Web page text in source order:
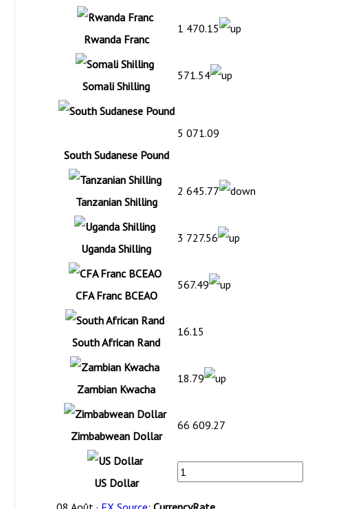
Rwanda Franc
1 470.15
Somali Shilling
571.54
South Sudanese Pound
5 071.09
Tanzanian Shilling
2 645.77
Uganda Shilling
3 727.56
CFA Franc BCEAO
567.49
South African Rand
16.15
Zambian Kwacha
18.79
Zimbabwean Dollar
66 609.27
US Dollar